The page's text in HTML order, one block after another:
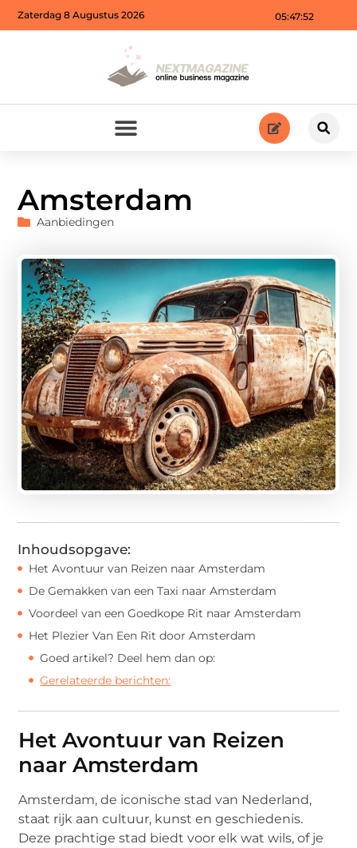
05:47:54
Zaterdag 8 Augustus 2026
Amsterdam
Aanbiedingen
Inhoudsopgave:
Het Avontuur van Reizen naar Amsterdam
De Gemakken van een Taxi naar Amsterdam
Voordeel van een Goedkope Rit naar Amsterdam
Het Plezier Van Een Rit door Amsterdam
Goed artikel? Deel hem dan op:
Gerelateerde berichten:
Het Avontuur van Reizen
naar Amsterdam
Amsterdam, de iconische stad van Nederland,
staat rijk aan cultuur, kunst en geschiedenis.
Deze prachtige stad biedt voor elk wat wils, of je